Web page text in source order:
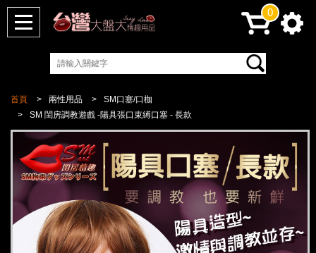
首頁 兩性用品
SM口塞/口枷
SM 閨房調教遊戲 -陽具張口束縛口塞 - 長款
0